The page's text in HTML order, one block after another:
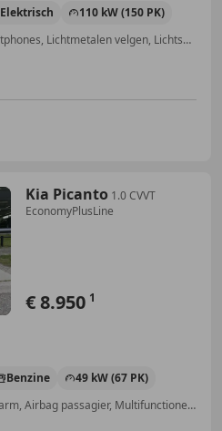
Elektrisch
110 kW (150 PK)
Alarm, Inductieladen voor smartphones, Lichtmetalen velgen, Lichtsensor, Grootlichtassistent, Sfeerverlichting, Airbag bestuurder, Adaptieve Cruise Control
Kia Picanto 1.0 CVVT
EconomyPlusLine
€ 8.950 1
Benzine
49 kW (67 PK)
Nieuwe APK, Airconditioning, Alarm, Airbag passagier, Multifunctioneel stuurwiel, Centrale deurvergrendeling met afstandsbediening, Radio, Traction control